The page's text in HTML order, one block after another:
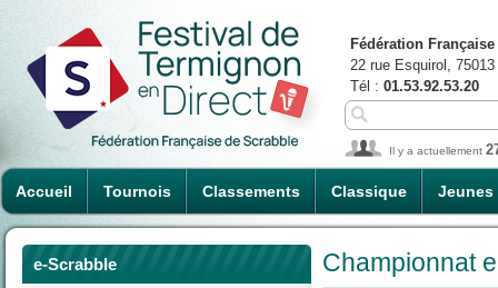
Accueil Tournois Classements Classique Jeunes
Fédération
22 rue Esquirol,
Tél : 01.53.92.53.20
Il y a actuellement
e-Scrabble Championnat